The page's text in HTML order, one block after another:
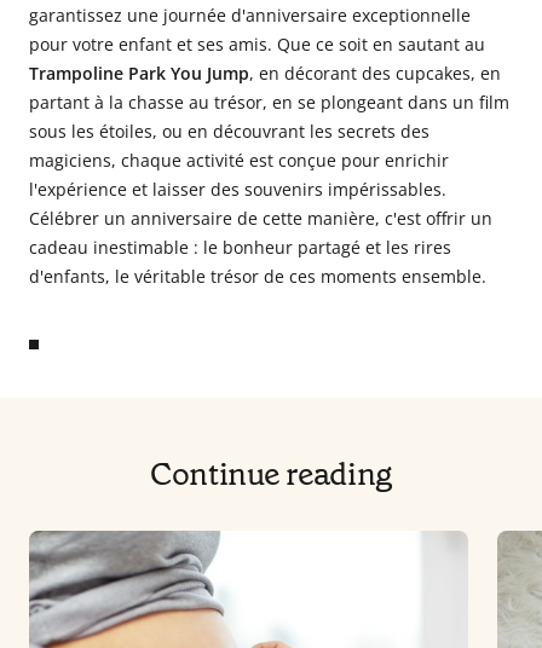
garantissez une journée d'anniversaire exceptionnelle
pour votre enfant et ses amis. Que ce soit en sautant au
Trampoline Park You Jump, en décorant des cupcakes, en
partant à la chasse au trésor, en se plongeant dans un film
sous les étoiles, ou en découvrant les secrets des
magiciens, chaque activité est conçue pour enrichir
l'expérience et laisser des souvenirs impérissables.
Célébrer un anniversaire de cette manière, c'est offrir un
cadeau inestimable : le bonheur partagé et les rires
d'enfants, le véritable trésor de ces moments ensemble.
Continue reading